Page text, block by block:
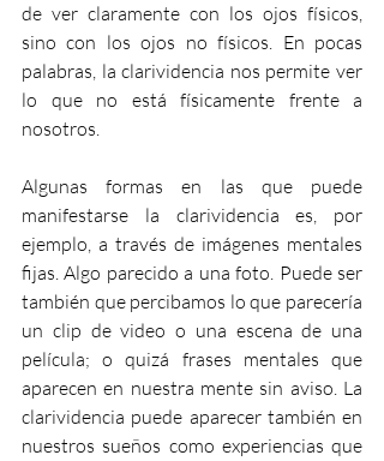
de ver claramente con los ojos físicos,
sino con los ojos no físicos. En pocas
palabras, la clarividencia nos permite ver
lo que no está físicamente frente a
nosotros.
Algunas formas en las que puede
manifestarse la clarividencia es, por
ejemplo, a través de imágenes mentales
fijas. Algo parecido a una foto. Puede ser
también que percibamos lo que parecería
un clip de video o una escena de una
película; o quizá frases mentales que
aparecen en nuestra mente sin aviso. La
clarividencia puede aparecer también en
nuestros sueños como experiencias que